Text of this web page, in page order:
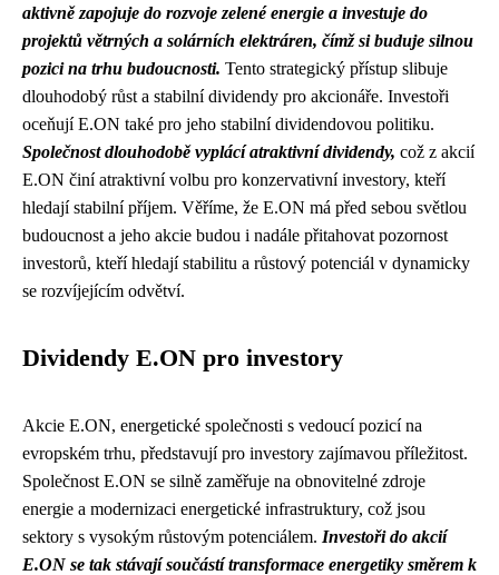
aktivně zapojuje do rozvoje zelené energie a investuje do
projektů větrných a solárních elektráren, čímž si buduje silnou
pozici na trhu budoucnosti. Tento strategický přístup slibuje
dlouhodobý růst a stabilní dividendy pro akcionáře. Investoři
oceňují E.ON také pro jeho stabilní dividendovou politiku.
Společnost dlouhodobě vyplácí atraktivní dividendy, což z akcií
E.ON činí atraktivní volbu pro konzervativní investory, kteří
hledají stabilní příjem. Věříme, že E.ON má před sebou světlou
budoucnost a jeho akcie budou i nadále přitahovat pozornost
investorů, kteří hledají stabilitu a růstový potenciál v dynamicky
se rozvíjejícím odvětví.
Dividendy E.ON pro investory
Akcie E.ON, energetické společnosti s vedoucí pozicí na
evropském trhu, představují pro investory zajímavou příležitost.
Společnost E.ON se silně zaměřuje na obnovitelné zdroje
energie a modernizaci energetické infrastruktury, což jsou
sektory s vysokým růstovým potenciálem. Investoři do akcií
E.ON se tak stávají součástí transformace energetiky směrem k